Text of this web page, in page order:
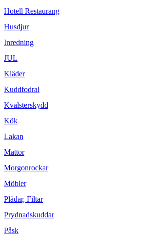
Hotell Restaurang
Husdjur
Inredning
JUL
Kläder
Kuddfodral
Kvalsterskydd
Kök
Lakan
Mattor
Morgonrockar
Möbler
Plädar, Filtar
Prydnadskuddar
Påsk